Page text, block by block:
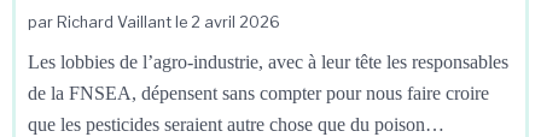
par Richard Vaillant le 2 avril 2026
Les lobbies de l’agro-industrie, avec à leur tête les responsables
de la FNSEA, dépensent sans compter pour nous faire croire
que les pesticides seraient autre chose que du poison…